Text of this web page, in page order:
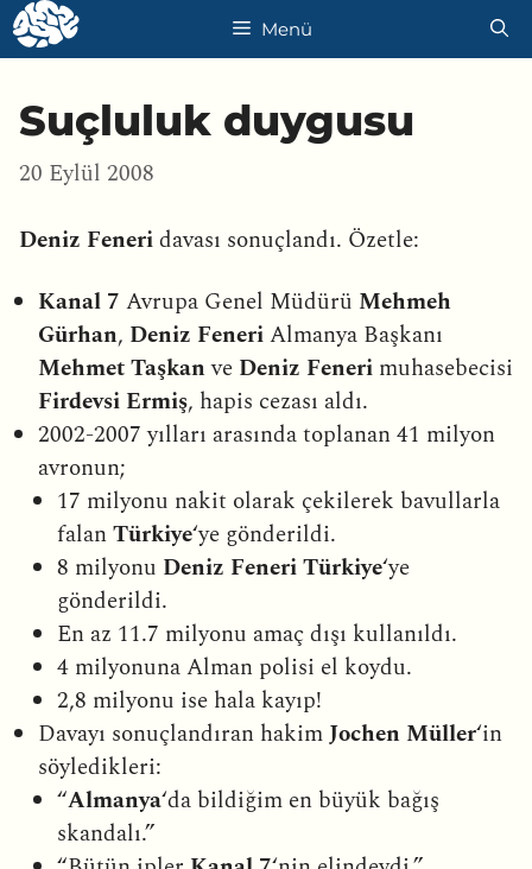
İçeriğe
atla
Menü
Suçluluk duygusu
20 Eylül 2008
Deniz Feneridavası sonuçlandı. Özetle:
Kanal 7 Avrupa Genel Müdürü Mehmeh
Gürhan, Deniz FeneriAlmanya Başkanı
Mehmet Taşkanve Deniz Feneri muhasebecisi
Firdevsi Ermiş, hapis cezası aldı.
2002-2007 yılları arasında toplanan 41 milyon
avronun;
17 milyonu nakit olarak çekilerek bavullarla
falanTürkiye‘ye gönderildi.
8 milyonu Deniz Feneri Türkiye‘ye
gönderildi.
En az 11.7 milyonu amaç dışı kullanıldı.
4 milyonuna Alman polisi el koydu.
2,8 milyonu ise hala kayıp!
Davayı sonuçlandıran hakimJochen Müller‘in
söyledikleri:
“Almanya‘da bildiğim en büyük bağış
skandalı.”